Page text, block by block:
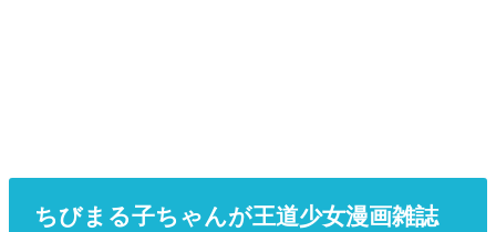
ちびまる子ちゃんが王道少女漫画雑誌